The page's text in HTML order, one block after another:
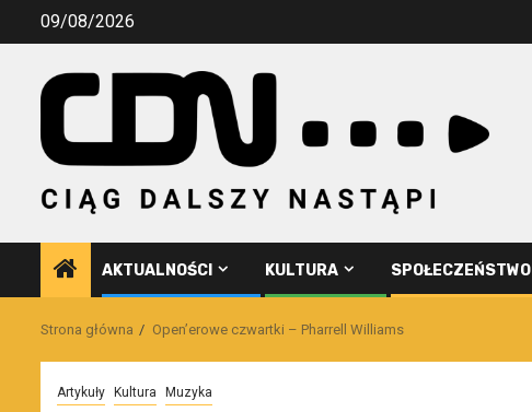
Przejdź09/08/2026
AKTUALNOŚCI KULTURA SPOŁECZEŃSTWO
Strona główna Open’erowe czwartki – Pharrell Williams
Artykuły Kultura Muzyka